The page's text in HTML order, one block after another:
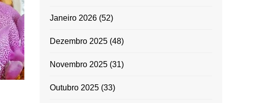
Janeiro 2026 (52)
Dezembro 2025 (48)
Novembro 2025 (31)
Outubro 2025 (33)